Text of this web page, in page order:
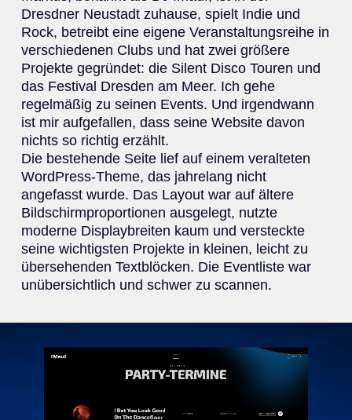
Dresdner Neustadt zuhause, spielt Indie und
Rock, betreibt eine eigene Veranstaltungsreihe in
verschiedenen Clubs und hat zwei größere
Projekte gegründet: die Silent Disco Touren und
das Festival Dresden am Meer. Ich gehe
regelmäßig zu seinen Events. Und irgendwann
ist mir aufgefallen, dass seine Website davon
nichts so richtig erzählt.
Die bestehende Seite lief auf einem veralteten
WordPress-Theme, das jahrelang nicht
angefasst wurde. Das Layout war auf ältere
Bildschirmproportionen ausgelegt, nutzte
moderne Displaybreiten kaum und versteckte
seine wichtigsten Projekte in kleinen, leicht zu
übersehenden Textblöcken. Die Eventliste war
unübersichtlich und schwer zu scannen.